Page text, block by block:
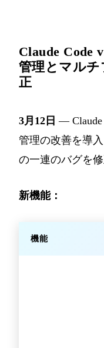
Claude Code
管理とマル
正
3月12日 — Claude
管理の改善を導
の一連のバグを修
新機能：
機能